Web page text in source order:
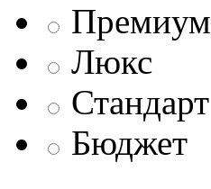
Премиум
Люкс
Стандарт
Бюджет